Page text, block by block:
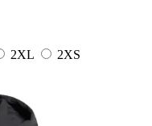
2XL
2XS